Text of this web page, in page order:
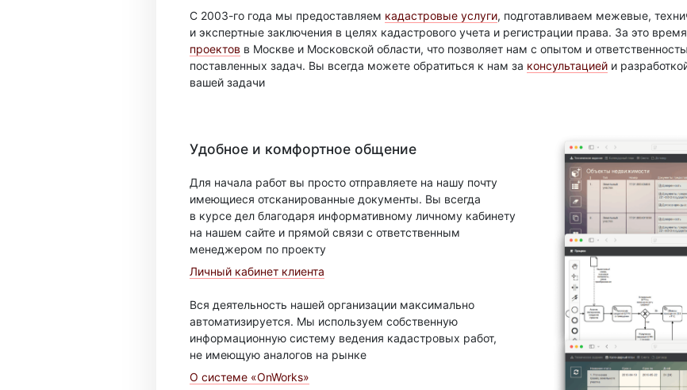
С 2003-го года мы предоставляем кадастровые услуги, подготавливаем межевые,
и экспертные заключения в целях кадастрового учета и регистрации права. За это
проектов в Москве и Московской области, что позволяет нам с опытом и
поставленных задач. Вы всегда можете обратиться к нам за консультацией и
вашей задачи
Удобное и комфортное общение
Для начала работ вы просто отправляете на нашу почту
имеющиеся отсканированные документы. Вы всегда
в курсе дел благодаря информативному личному кабинету
на нашем сайте и прямой связи с ответственным
менеджером по проекту
Личный кабинет клиента
Вся деятельность нашей организации максимально
автоматизируется. Мы используем собственную
информационную систему ведения кадастровых работ,
не имеющую аналогов на рынке
О системе «OnWorks»